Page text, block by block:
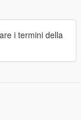
i termini della